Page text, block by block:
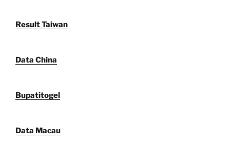
Result Taiwan
Data China
Bupatitogel
Data Macau